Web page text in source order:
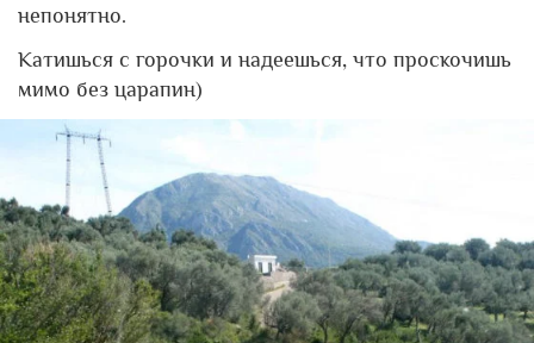
непонятно.
Катишься с горочки и надеешься, что проскочишь
мимо без царапин)